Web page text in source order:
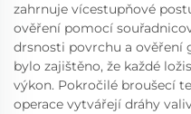
zahrnuje vícestupňové
ověření pomocí
drsnosti povrchu a ověření
bylo zajištěno, že každé
výkon. Pokročilé broušecí
operace vytvářejí dráhy